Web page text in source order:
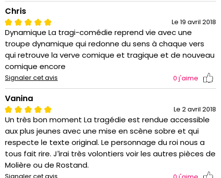
Chris
Le 19 avril 2018
Dynamique La tragi-comédie reprend vie avec une
troupe dynamique qui redonne du sens à chaque vers
qui retrouve la verve comique et tragique et de nouveau
comique encore
Signaler cet avis 0 j'aime
Vanina
Le 2 avril 2018
Un très bon moment La tragédie est rendue accessible
aux plus jeunes avec une mise en scène sobre et qui
respecte le texte original. Le personnage du roi nous a
tous fait rire. J’irai très volontiers voir les autres pièces de
Molière ou de Rostand.